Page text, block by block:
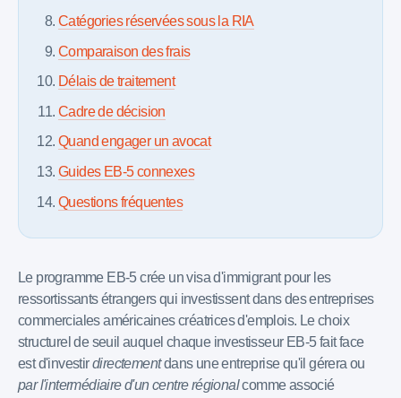
Catégories réservées sous la RIA
Comparaison des frais
Délais de traitement
Cadre de décision
Quand engager un avocat
Guides EB-5 connexes
Questions fréquentes
Le programme EB-5 crée un visa d'immigrant pour les
ressortissants étrangers qui investissent dans des entreprises
commerciales américaines créatrices d'emplois. Le choix
structurel de seuil auquel chaque investisseur EB-5 fait face
est d'investirdirectementdans une entreprise qu'il gérera ou
par l'intermédiaire d'un centre régionalcomme associé